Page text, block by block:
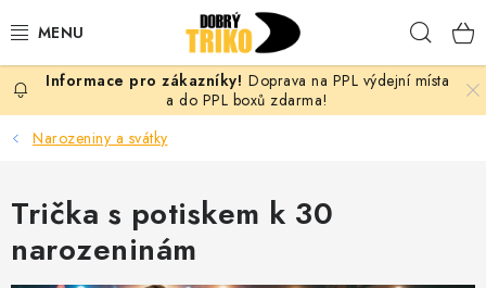
na
PRO ŽENY
PRO MUŽE
PRO DĚTI
DOPLŇKY
Doprava na PPL výdejní místa
a do PPL boxů zdarma!
Narozeniny a svátky
Trička s potiskem k 30
narozeninám